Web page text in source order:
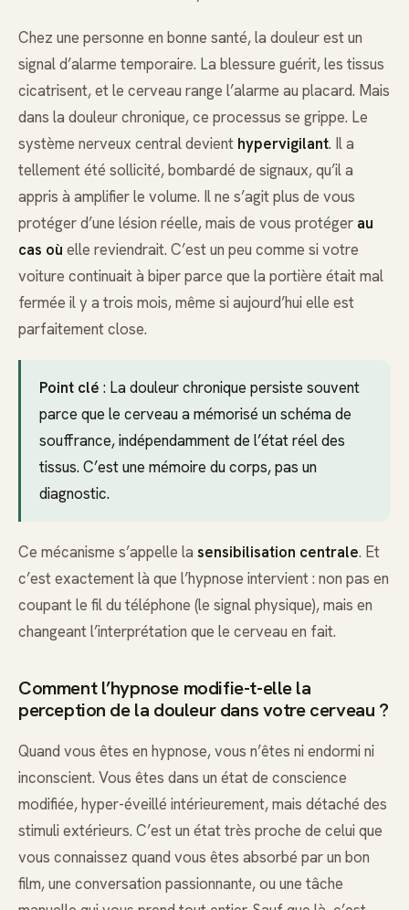
Chez une personne en bonne santé, la douleur est un
signal d’alarme temporaire. La blessure guérit, les tissus
cicatrisent, et le cerveau range l’alarme au placard. Mais
dans la douleur chronique, ce processus se grippe. Le
système nerveux central devient hypervigilant. Il a
tellement été sollicité, bombardé de signaux, qu’il a
appris à amplifier le volume. Il ne s’agit plus de vous
protéger d’une lésion réelle, mais de vous protéger au
cas où elle reviendrait. C’est un peu comme si votre
voiture continuait à biper parce que la portière était mal
fermée il y a trois mois, même si aujourd’hui elle est
parfaitement close.
Point clé : La douleur chronique persiste souvent
parce que le cerveau a mémorisé un schéma de
souffrance, indépendamment de l’état réel des
tissus. C’est une mémoire du corps, pas un
diagnostic.
Ce mécanisme s’appelle la sensibilisation centrale. Et
c’est exactement là que l’hypnose intervient : non pas en
coupant le fil du téléphone (le signal physique), mais en
changeant l’interprétation que le cerveau en fait.
Comment l’hypnose modifie-t-elle la
perception de la douleur dans votre cerveau ?
Quand vous êtes en hypnose, vous n’êtes ni endormi ni
inconscient. Vous êtes dans un état de conscience
modifiée, hyper-éveillé intérieurement, mais détaché des
stimuli extérieurs. C’est un état très proche de celui que
vous connaissez quand vous êtes absorbé par un bon
film, une conversation passionnante, ou une tâche